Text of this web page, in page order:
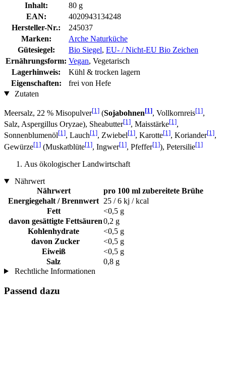
Inhalt:
80 g
EAN:
4020943134248
Hersteller-Nr.:
245037
Marken:
Arche Naturküche
Gütesiegel:
Bio Siegel, EU- / Nicht-EU Bio Zeichen
Ernährungsform: Vegan, Vegetarisch
Lagerhinweis:
Kühl & trocken lagern
Eigenschaften:
frei von Hefe
Zutaten
Meersalz, 22 % Misopulver[1] (Sojabohnen[1], Vollkornreis[1],
Salz, Aspergillus Oryzae), Sheabutter[1], Maisstärke[1],
Sonnenblumenöl[1], Lauch[1], Zwiebel[1], Karotte[1], Koriander[1],
Gewürze[1] (Muskatblüte[1], Ingwer[1], Pfeffer[1]), Petersilie[1]
Aus ökologischer Landwirtschaft
Nährwert
Nährwert
pro 100 ml zubereitete Brühe
Energiegehalt / Brennwert 25 / 6 kj / kcal
Fett
<0,5 g
davon gesättigte Fettsäuren0,2 g
Kohlenhydrate
<0,5 g
davon Zucker
<0,5 g
Eiweiß
<0,5 g
Salz
0,8 g
Rechtliche Informationen
Passend dazu